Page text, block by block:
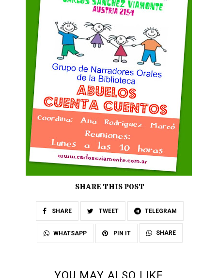
SHARE THIS POST
SHARE TWEET TELEGRAM
WHATSAPP PIN IT SHARE
YOU MAY ALSO LIKE